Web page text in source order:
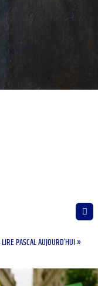
PASCAL AUJOURD’HUI »